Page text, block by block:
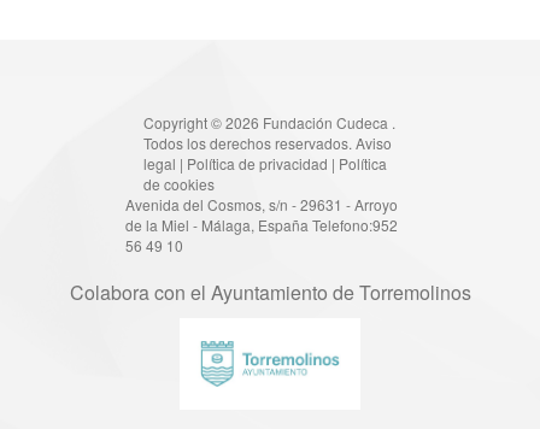
Copyright © 2026 Fundación Cudeca .
Todos los derechos reservados. Aviso
legal | Política de privacidad | Política
de cookies
Avenida del Cosmos, s/n - 29631 - Arroyo
de la Miel - Málaga, España Telefono:952
56 49 10
Colabora con el Ayuntamiento de Torremolinos